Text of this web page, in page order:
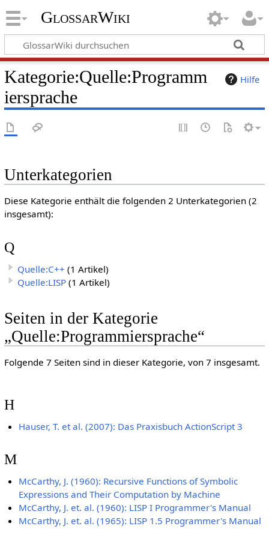
GlossarWiki
Hilfe
Kategorie:Quelle:Programm
iersprache
Unterkategorien
Diese Kategorie enthält die folgenden 2 Unterkategorien (2
insgesamt):
Q
Quelle:C++ (1 Artikel)
Quelle:LISP (1 Artikel)
Seiten in der Kategorie
„Quelle:Programmiersprache“
Folgende 7 Seiten sind in dieser Kategorie, von 7 insgesamt.
H
Hauser, T. et al. (2007): Das Praxisbuch ActionScript 3
M
McCarthy, J. (1960): Recursive Functions of Symbolic
Expressions and Their Computation by Machine
McCarthy, J. et. al. (1960): LISP I Programmer's Manual
McCarthy, J. et. al. (1965): LISP 1.5 Programmer's Manual